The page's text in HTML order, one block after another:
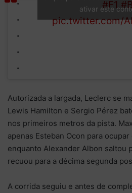
to second! #F1
pic.twitter.com/
ativar este
Autorizada a largada, Leclerc se
Lewis Hamilton e Sergio Pérez
nos primeiros metros da pista.
apenas Esteban Ocon para
enquanto Alexander Albon saltou
recuou para a décima segunda
A corrida seguiu e antes de